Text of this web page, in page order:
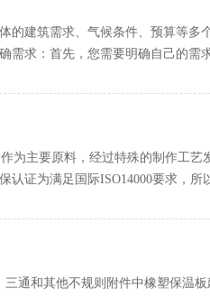
的建筑需求、气候条件、预算等多
需求‌：首先，您需要明确自己的需
为主要原料，经过特殊的制作工艺
证为满足国际ISO14000要求，所
通和其他不规则附件中橡塑保温